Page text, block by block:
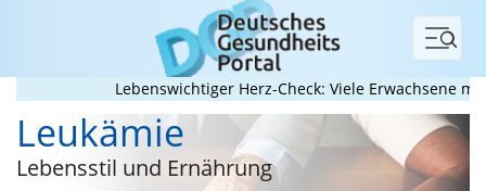
Menü
Lebenswichtiger Herz-Check: Viele Erwachsene mit
Leukämie
Lebensstil und Ernährung